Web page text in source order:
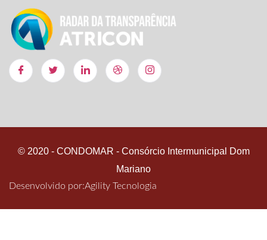
© 2020 - CONDOMAR - Consórcio Intermunicipal Dom
Mariano
Desenvolvido por:Agility Tecnologia